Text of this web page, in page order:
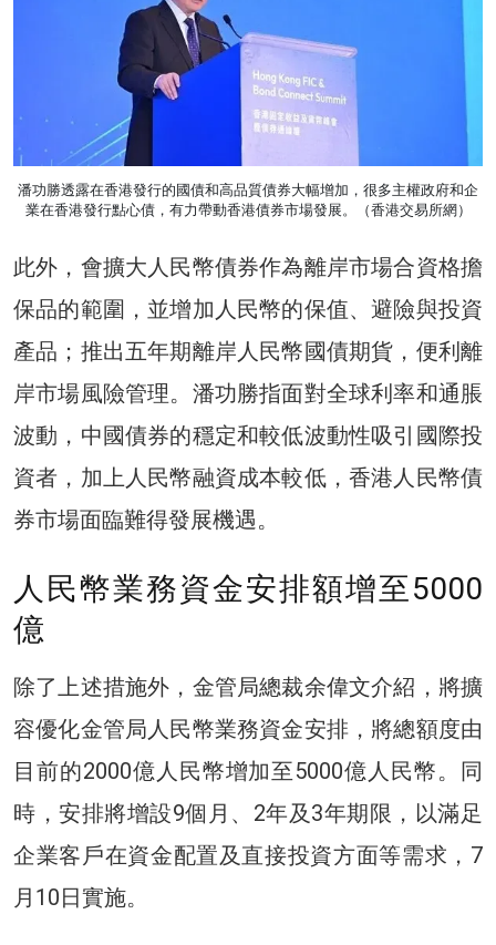
潘功勝透露在香港發行的國債和高品質債券大幅增加，很多主權政府和企
業在香港發行點心債，有力帶動香港債券市場發展。（香港交易所網）
此外，會擴大人民幣債券作為離岸市場合資格擔
保品的範圍，並增加人民幣的保值、避險與投資
產品；推出五年期離岸人民幣國債期貨，便利離
岸市場風險管理。潘功勝指面對全球利率和通脹
波動，中國債券的穩定和較低波動性吸引國際投
資者，加上人民幣融資成本較低，香港人民幣債
券市場面臨難得發展機遇。
人民幣業務資金安排額增至5000
億
除了上述措施外，金管局總裁余偉文介紹 ，將擴
容優化金管局人民幣業務資金安排，將總額度由
目前的2000億人民幣增加至5000億人民幣。同
時，安排將增設9個月、2年及3年期限，以滿足
企業客戶在資金配置及直接投資方面等需求，7
月10日實施。